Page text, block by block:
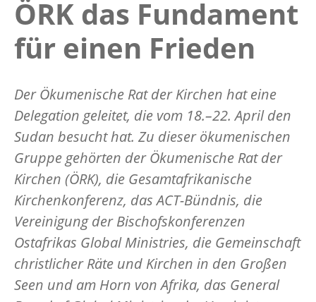
ÖRK das Fundament
für einen Frieden
Der Ökumenische Rat der Kirchen hat eine
Delegation geleitet, die vom 18.–22. April den
Sudan besucht hat. Zu dieser ökumenischen
Gruppe gehörten der Ökumenische Rat der
Kirchen (ÖRK), die Gesamtafrikanische
Kirchenkonferenz, das ACT-Bündnis, die
Vereinigung der Bischofskonferenzen
Ostafrikas Global Ministries, die Gemeinschaft
christlicher Räte und Kirchen in den Großen
Seen und am Horn von Afrika, das General